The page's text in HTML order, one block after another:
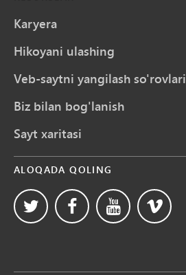
Karyera
Hikoyani ulashing
Veb-saytni yangilash so'rovlari
Biz bilan bog'lanish
Sayt xaritasi
ALOQADA QOLING